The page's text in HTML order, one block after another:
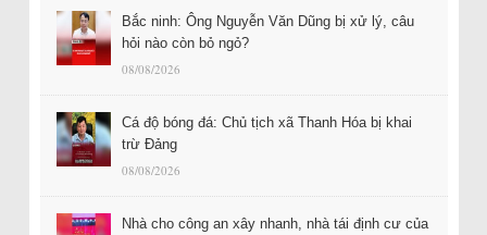
Bắc ninh: Ông Nguyễn Văn Dũng bị xử lý, câu
hỏi nào còn bỏ ngỏ?
08/08/2026
Cá độ bóng đá: Chủ tịch xã Thanh Hóa bị khai
trừ Đảng
08/08/2026
Nhà cho công an xây nhanh, nhà tái định cư của